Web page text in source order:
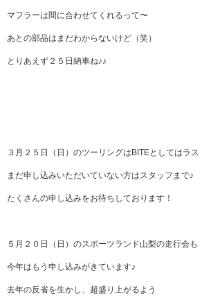
マフラーは間に合わせてくれるって〜
あとの部品はまだわからないけど（笑）
とりあえず２５日納車ね♪♪
３月２５日（日）のツーリングはBITEとしてはラス
まだ申し込みいただいていない方はスタッフまで♪
たくさんの申し込みをお待ちしております！
５月２０日（日）のスポーツランド山梨の走行会も
今年はもう申し込みがきています♪
去年の反省を生かし、超盛り上がるよう